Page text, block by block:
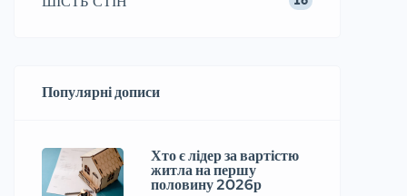
Популярні дописи
Хто є лідер за вартістю
житла на першу
половину 2026р